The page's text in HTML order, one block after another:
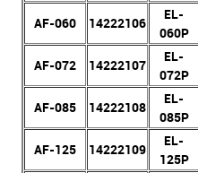
AF-060
14222106
EL-
060P
AF-072
14222107
EL-
072P
AF-085
14222108
EL-
085P
AF-125
14222109
EL-
125P